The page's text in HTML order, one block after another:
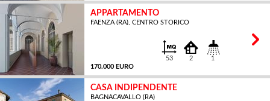
APPARTAMENTO
FAENZA (RA), CENTRO STORICO
170.000 EURO
53 2 1
CASA INDIPENDENTE
BAGNACAVALLO (RA)